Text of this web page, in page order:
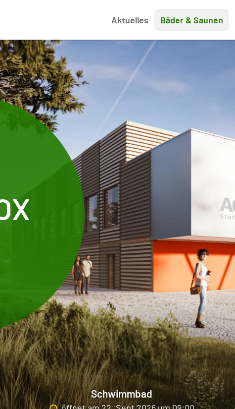
Aktuelles
Bäder & Saunen
Schwimmbad